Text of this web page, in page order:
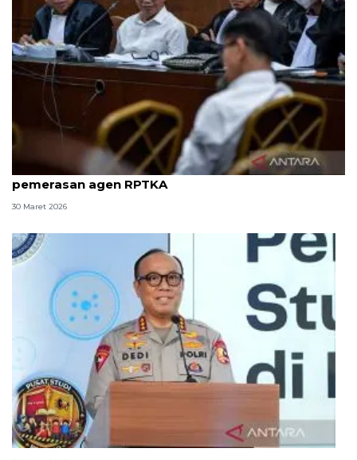
8 ASN Kemenaker hadapi sidang tuntutan kasus
pemerasan agen RPTKA
30 Maret 2026
Polri bangun Laboratorium Sosial Sains Kepolisian